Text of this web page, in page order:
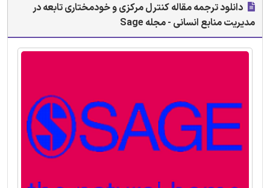
دانلود ترجمه مقاله کنترل مرکزی و خودمختاری تابعه در
مدیریت منابع انسانی - مجله Sage